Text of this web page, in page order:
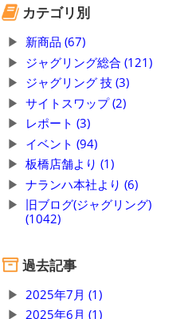
カテゴリ別
新商品 (67)
ジャグリング総合 (121)
ジャグリング 技 (3)
サイトスワップ (2)
レポート (3)
イベント (94)
板橋店舗より (1)
ナランハ本社より (6)
旧ブログ(ジャグリング)
(1042)
過去記事
2025年7月 (1)
2025年6月 (1)